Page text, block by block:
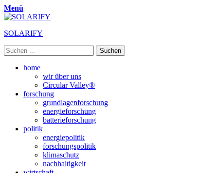
Menü
SOLARIFY
Suchen
nach:
Primäres
Zum
home
wir über uns
Circular Valley®
forschung
grundlagenforschung
energieforschung
batterieforschung
politik
energiepolitik
forschungspolitik
klimaschutz
nachhaltigkeit